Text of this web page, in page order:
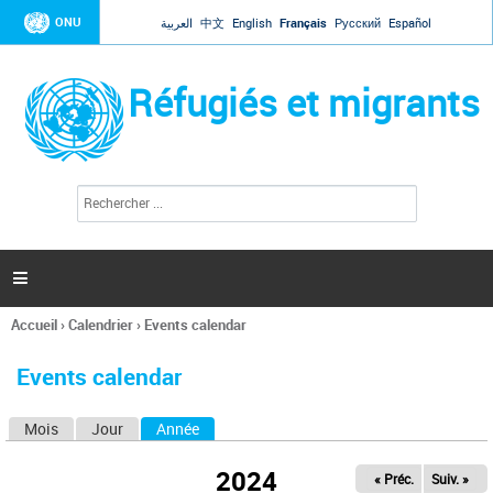
Jump to navigation
ONU العربية 中文 English Français Русский Español
Réfugiés et migrants
l
c
h
e

Vous
ici
Accueil›Calendrier› Events calendar
Events calendar
Mois Jour Année
2024 « Préc. Suiv. »